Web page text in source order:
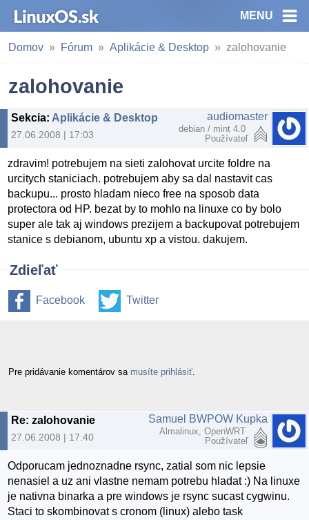
MENU
Domov Fórum Aplikácie & Desktop zalohovanie
zalohovanie
Sekcia: Aplikácie & Desktop
27.06.2008 | 17:03
audiomaster
debian / mint 4.0
Používateľ
zdravim! potrebujem na sieti zalohovat urcite foldre na
urcitych staniciach. potrebujem aby sa dal nastavit cas
backupu... prosto hladam nieco free na sposob data
protectora od HP. bezat by to mohlo na linuxe co by bolo
super ale tak aj windows prezijem a backupovat potrebujem
stanice s debianom, ubuntu xp a vistou. dakujem.
Zdieľať
Facebook Twitter
Pre pridávanie komentárov sa musíte prihlásiť
Re: zalohovanie
27.06.2008 | 17:40
Samuel BWPOW Kupka
Almalinux, OpenWRT
Používateľ
Odporucam jednoznadne rsync, zatial som nic lepsie
nenasiel a uz ani vlastne nemam potrebu hladat :) Na linuxe
je nativna binarka a pre windows je rsync sucast cygwinu.
Staci to skombinovat s cronom (linux) alebo task